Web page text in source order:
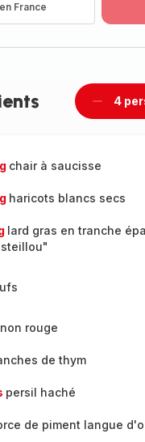
France
4
chair à saucisse
haricots blancs secs
lard gras en tranche
rouge
de thym
persil haché
de piment langue